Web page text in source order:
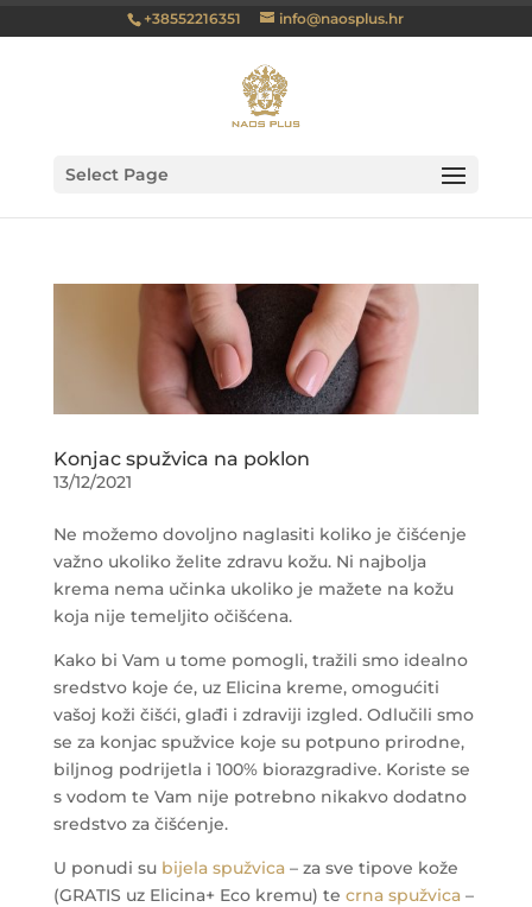
+38552216351 info@naosplus.hr
Select Page
Konjac spužvica na poklon
13/12/2021
Ne možemo dovoljno naglasiti koliko je čišćenje
važno ukoliko želite zdravu kožu. Ni najbolja
krema nema učinka ukoliko je mažete na kožu
koja nije temeljito očišćena.
Kako bi Vam u tome pomogli, tražili smo idealno
sredstvo koje će, uz Elicina kreme, omogućiti
vašoj koži čišći, glađi i zdraviji izgled. Odlučili smo
se za konjac spužvice koje su potpuno prirodne,
biljnog podrijetla i 100% biorazgradive. Koriste se
s vodom te Vam nije potrebno nikakvo dodatno
sredstvo za čišćenje.
U ponudi su bijela spužvica– za sve tipove kože
(GRATIS uz Elicina+ Eco kremu) te crna spužvica–